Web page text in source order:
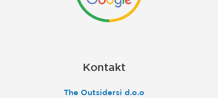
Kontakt
The Outsidersi d.o.o